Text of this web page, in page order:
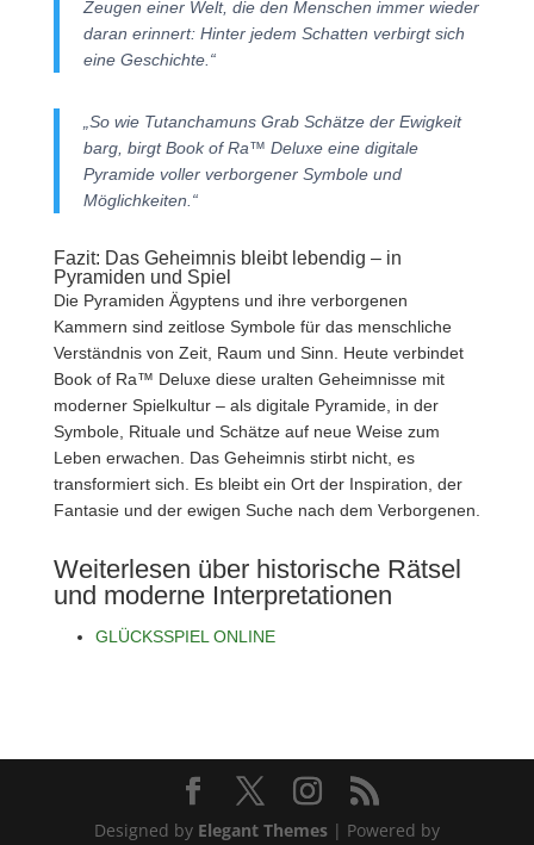
Zeugen einer Welt, die den Menschen immer wieder
daran erinnert: Hinter jedem Schatten verbirgt sich
eine Geschichte.“
„So wie Tutanchamuns Grab Schätze der Ewigkeit
barg, birgt Book of Ra™ Deluxe eine digitale
Pyramide voller verborgener Symbole und
Möglichkeiten.“
Fazit: Das Geheimnis bleibt lebendig – in
Pyramiden und Spiel
Die Pyramiden Ägyptens und ihre verborgenen
Kammern sind zeitlose Symbole für das menschliche
Verständnis von Zeit, Raum und Sinn. Heute verbindet
Book of Ra™ Deluxe diese uralten Geheimnisse mit
moderner Spielkultur – als digitale Pyramide, in der
Symbole, Rituale und Schätze auf neue Weise zum
Leben erwachen. Das Geheimnis stirbt nicht, es
transformiert sich. Es bleibt ein Ort der Inspiration, der
Fantasie und der ewigen Suche nach dem Verborgenen.
Weiterlesen über historische Rätsel
und moderne Interpretationen
GLÜCKSSPIEL ONLINE
Designed by Elegant Themes| Powered by